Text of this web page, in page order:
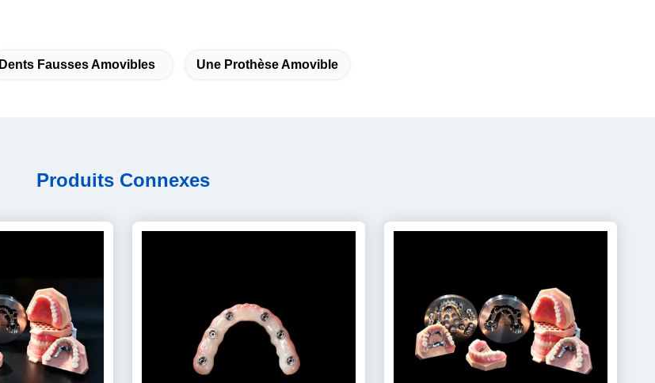
Dents Fausses Amovibles Une Prothèse Amovible
Produits Connexes